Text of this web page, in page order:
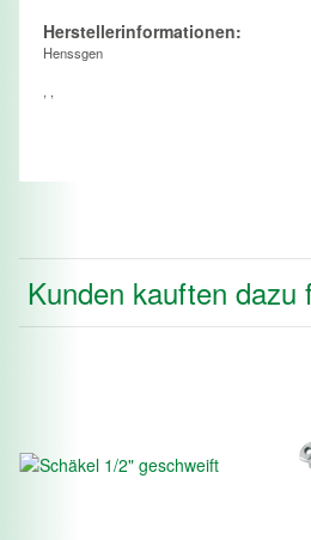
Herstellerinformationen:
Henssgen
, ,
Kunden kauften dazu